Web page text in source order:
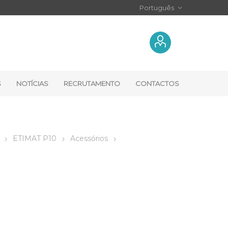
NOTÍCIAS RECRUTAMENTO CONTACTOS
ETIMAT P10 Acessórios